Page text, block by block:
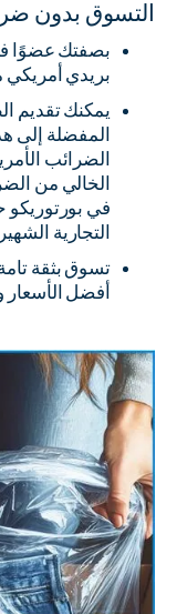
التسوق بدون
بريدي أمريكي
يمكنك تقديم
المفضلة إلى
الضرائب
الخالي من
في بورتوريكو
التجارية
تسوق بثقة
أفضل